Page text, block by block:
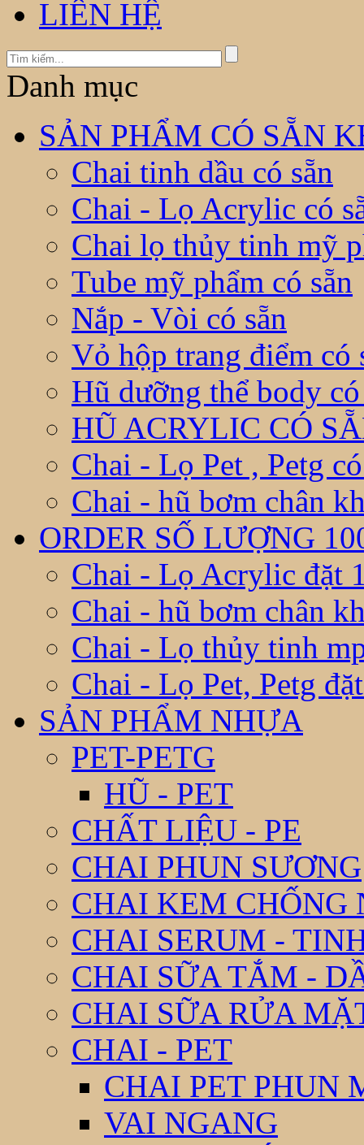
LIÊN HỆ
Danh mục
SẢN PHẨM CÓ SẴN
Chai tinh dầu có sẵn
Chai - Lọ Acrylic có
Chai lọ thủy tinh mỹ
Tube mỹ phẩm có sẵn
Nắp - Vòi có sẵn
Vỏ hộp trang điểm có
Hũ dưỡng thể body có
HŨ ACRYLIC CÓ
Chai - Lọ Pet , Petg
Chai - hũ bơm chân
ORDER SỐ LƯỢNG
Chai - Lọ Acrylic đặt
Chai - hũ bơm chân
Chai - Lọ thủy tinh
Chai - Lọ Pet, Petg
SẢN PHẨM NHỰA
PET-PETG
HŨ - PET
CHẤT LIỆU - PE
CHAI PHUN SƯƠNG
CHAI KEM CHỐNG
CHAI SERUM -
CHAI SỮA TẮM -
CHAI SỮA RỬA
CHAI - PET
CHAI PET PHUN
VAI NGANG